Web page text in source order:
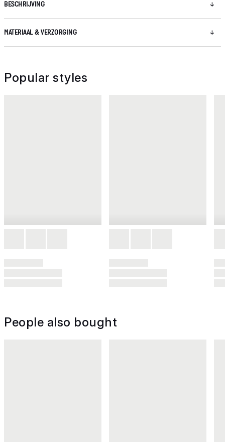
BESCHRIJVING
MATERIAAL & VERZORGING
Popular styles
People also bought